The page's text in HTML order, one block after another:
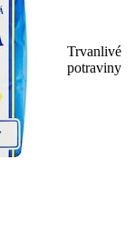
Trvanlivé
potraviny